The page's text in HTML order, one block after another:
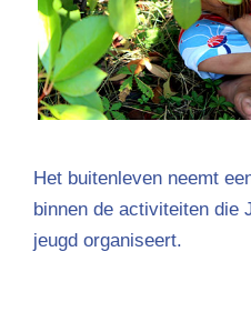
Het buitenleven neemt
binnen de activiteiten die
jeugd organiseert.